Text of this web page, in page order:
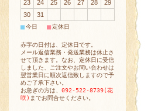
23
24 25 26 27 28
29
30
31
■今日 ■定休日
赤字の日付は、定休日です。
メール返信業務・発送業務は休止さ
せて頂きます。なお、定休日に受信
しました、ご注文やお問い合わせは
翌営業日に順次返信致しますので予
めご了承下さい。
お急ぎの方は、 092-522-8739(花
咲) までお問合せください。